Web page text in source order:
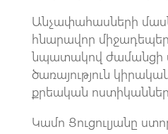
Անչափահասների
հնարավոր
նպատակով ժամանցի
ծառայություն
քրեական
Կամո Ցուցուլյանը